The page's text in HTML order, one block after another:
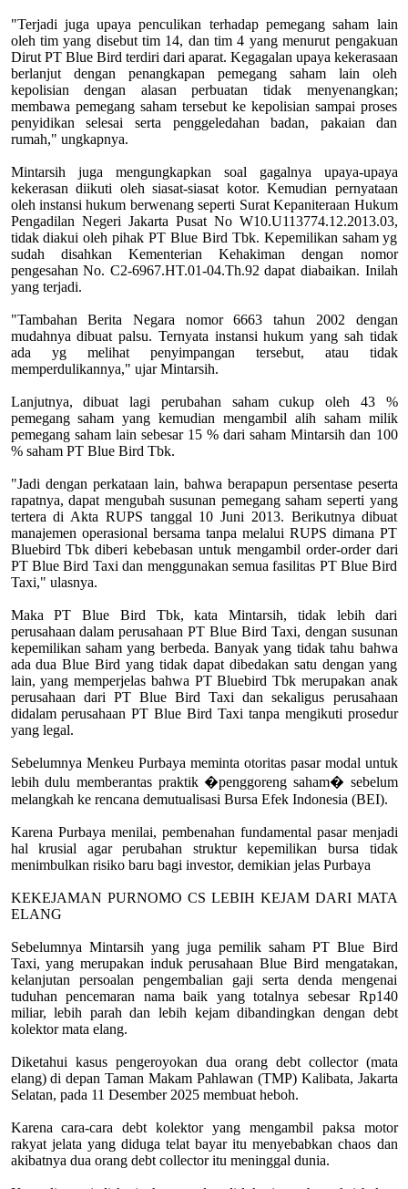
"Terjadi juga upaya penculikan terhadap pemegang saham lain
oleh tim yang disebut tim 14, dan tim 4 yang menurut pengakuan
Dirut PT Blue Bird terdiri dari aparat. Kegagalan upaya kekerasaan
berlanjut dengan penangkapan pemegang saham lain oleh
kepolisian dengan alasan perbuatan tidak menyenangkan;
membawa pemegang saham tersebut ke kepolisian sampai proses
penyidikan selesai serta penggeledahan badan, pakaian dan
rumah," ungkapnya.
Mintarsih juga mengungkapkan soal gagalnya upaya-upaya
kekerasan diikuti oleh siasat-siasat kotor. Kemudian pernyataan
oleh instansi hukum berwenang seperti Surat Kepaniteraan Hukum
Pengadilan Negeri Jakarta Pusat No W10.U113774.12.2013.03,
tidak diakui oleh pihak PT Blue Bird Tbk. Kepemilikan saham yg
sudah disahkan Kementerian Kehakiman dengan nomor
pengesahan No. C2-6967.HT.01-04.Th.92 dapat diabaikan. Inilah
yang terjadi.
"Tambahan Berita Negara nomor 6663 tahun 2002 dengan
mudahnya dibuat palsu. Ternyata instansi hukum yang sah tidak
ada yg melihat penyimpangan tersebut, atau tidak
memperdulikannya," ujar Mintarsih.
Lanjutnya, dibuat lagi perubahan saham cukup oleh 43 %
pemegang saham yang kemudian mengambil alih saham milik
pemegang saham lain sebesar 15 % dari saham Mintarsih dan 100
% saham PT Blue Bird Tbk.
"Jadi dengan perkataan lain, bahwa berapapun persentase peserta
rapatnya, dapat mengubah susunan pemegang saham seperti yang
tertera di Akta RUPS tanggal 10 Juni 2013. Berikutnya dibuat
manajemen operasional bersama tanpa melalui RUPS dimana PT
Bluebird Tbk diberi kebebasan untuk mengambil order-order dari
PT Blue Bird Taxi dan menggunakan semua fasilitas PT Blue Bird
Taxi," ulasnya.
Maka PT Blue Bird Tbk, kata Mintarsih, tidak lebih dari
perusahaan dalam perusahaan PT Blue Bird Taxi, dengan susunan
kepemilikan saham yang berbeda. Banyak yang tidak tahu bahwa
ada dua Blue Bird yang tidak dapat dibedakan satu dengan yang
lain, yang memperjelas bahwa PT Bluebird Tbk merupakan anak
perusahaan dari PT Blue Bird Taxi dan sekaligus perusahaan
didalam perusahaan PT Blue Bird Taxi tanpa mengikuti prosedur
yang legal.
Sebelumnya Menkeu Purbaya meminta otoritas pasar modal untuk
lebih dulu memberantas praktik �penggoreng saham� sebelum
melangkah ke rencana demutualisasi Bursa Efek Indonesia (BEI).
Karena Purbaya menilai, pembenahan fundamental pasar menjadi
hal krusial agar perubahan struktur kepemilikan bursa tidak
menimbulkan risiko baru bagi investor, demikian jelas Purbaya
KEKEJAMAN PURNOMO CS LEBIH KEJAM DARI MATA
ELANG
Sebelumnya Mintarsih yang juga pemilik saham PT Blue Bird
Taxi, yang merupakan induk perusahaan Blue Bird mengatakan,
kelanjutan persoalan pengembalian gaji serta denda mengenai
tuduhan pencemaran nama baik yang totalnya sebesar Rp140
miliar, lebih parah dan lebih kejam dibandingkan dengan debt
kolektor mata elang.
Diketahui kasus pengeroyokan dua orang debt collector (mata
elang) di depan Taman Makam Pahlawan (TMP) Kalibata, Jakarta
Selatan, pada 11 Desember 2025 membuat heboh.
Karena cara-cara debt kolektor yang mengambil paksa motor
rakyat jelata yang diduga telat bayar itu menyebabkan chaos dan
akibatnya dua orang debt collector itu meninggal dunia.